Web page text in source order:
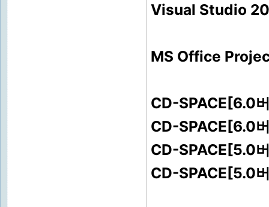
Visual Studio
MS Office
CD-SPACE[6.0
CD-SPACE[6.0
CD-SPACE[5.0
CD-SPACE[5.0